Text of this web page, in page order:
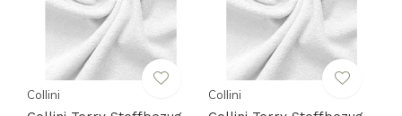
Collini Collini